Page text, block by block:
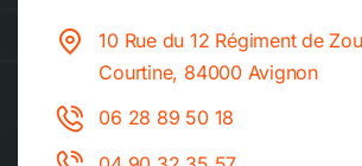
10 Rue du 12 Régiment de
Courtine, 84000 Avignon
06 28 89 50 18